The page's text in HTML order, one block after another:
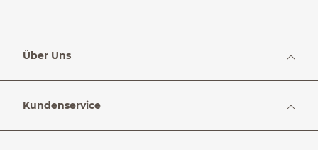
Über Uns
Kundenservice